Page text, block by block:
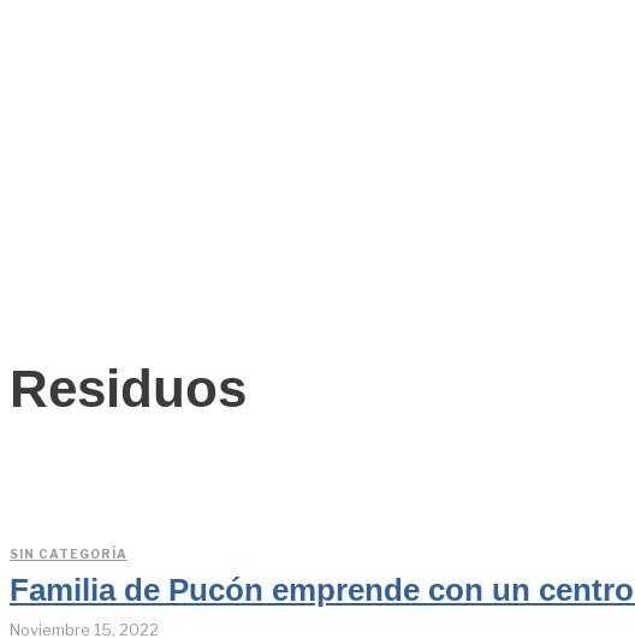
Residuos
SIN CATEGORÍA
Familia de Pucón emprende con un
Noviembre 15, 2022